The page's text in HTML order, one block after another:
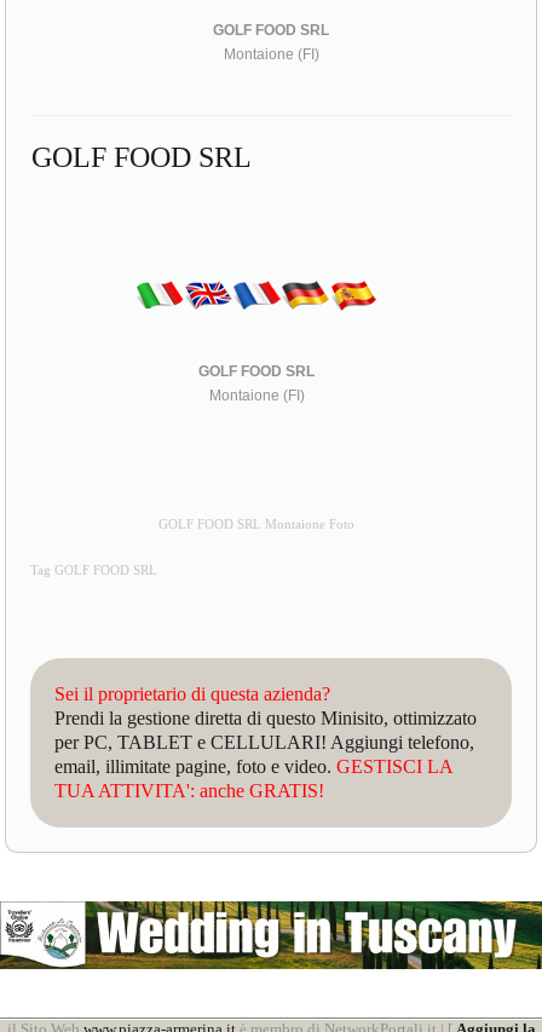
GOLF FOOD SRL
Montaione (FI)
GOLF FOOD SRL
GOLF FOOD SRL
Montaione (FI)
GOLF FOOD SRL Montaione Foto
Tag GOLF FOOD SRL
Sei il proprietario di questa azienda?
Prendi la gestione diretta di questo Minisito, ottimizzato
per PC, TABLET e CELLULARI! Aggiungi telefono,
email, illimitate pagine, foto e video.GESTISCI LA
TUA ATTIVITA': anche GRATIS!